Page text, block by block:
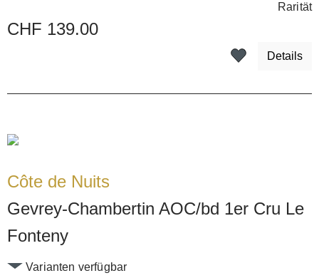
Rarität
CHF 139.00
Details
Côte de Nuits
Gevrey-Chambertin AOC/bd 1er Cru Le
Fonteny
Varianten verfügbar